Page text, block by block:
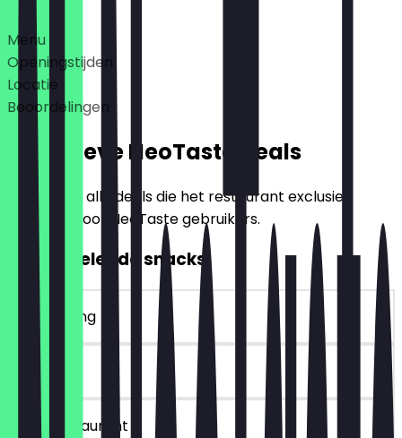
Deals
Menu
Openingstijden
Locatie
Beoordelingen
Exclusieve NeoTaste Deals
Hier vind je alle deals die het restaurant exclusief
aanbiedt voor NeoTaste gebruikers.
2voor1 Belegde snacks
~€ 4 korting
30 dagen
in het restaurant